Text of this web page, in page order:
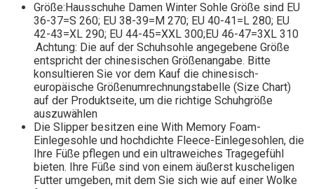
Größe:Hausschuhe Damen Winter Sohle Größe sind EU
36-37=S 260; EU 38-39=M 270; EU 40-41=L 280; EU
42-43=XL 290; EU 44-45=XXL 300;EU 46-47=3XL 310
.Achtung: Die auf der Schuhsohle angegebene Größe
entspricht der chinesischen Größenangabe. Bitte
konsultieren Sie vor dem Kauf die chinesisch-
europäische Größenumrechnungstabelle (Size Chart)
auf der Produktseite, um die richtige Schuhgröße
auszuwählen
Die Slipper besitzen eine With Memory Foam-
Einlegesohle und hochdichte Fleece-Einlegesohlen, die
Ihre Füße pflegen und ein ultraweiches Tragegefühl
bieten. Ihre Füße sind von einem äußerst kuscheligen
Futter umgeben, mit dem Sie sich wie auf einer Wolke